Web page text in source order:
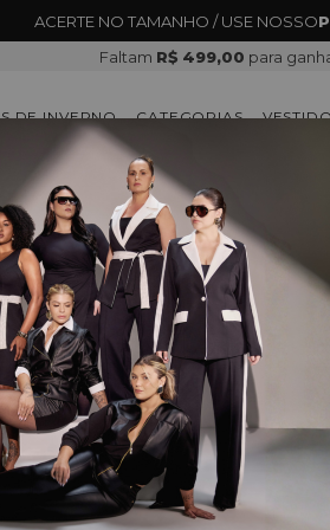
Faltam R$ 499,00 para
DE INVERNO CATEGORIAS
CALÇAS
MARCA